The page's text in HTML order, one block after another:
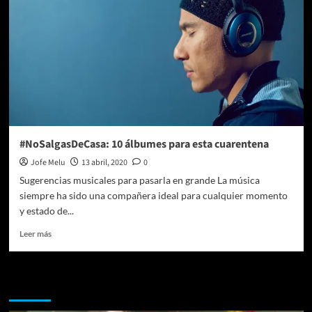
#NoSalgasDeCasa: 10 álbumes para esta cuarentena
Jofe Melu 13 abril, 2020
0
Sugerencias musicales para pasarla en grande La música
siempre ha sido una compañera ideal para cualquier momento
y estado de...
Leer másLeer
álbumes